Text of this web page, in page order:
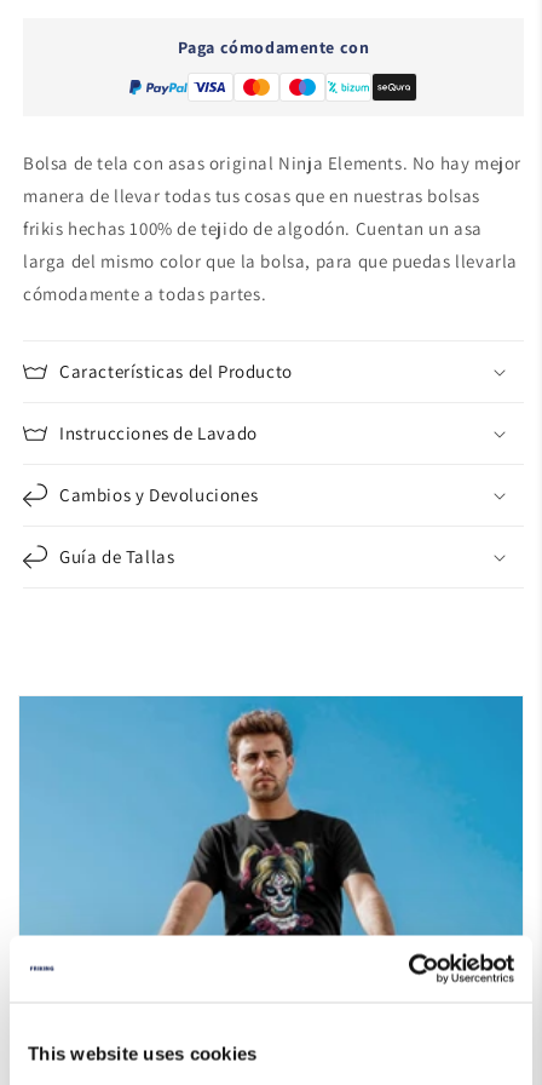
This website uses cookies
Paga cómodamente con
Bolsa de tela con asas original Ninja Elements. No hay mejor
manera de llevar todas tus cosas que en nuestras bolsas
frikis hechas 100% de tejido de algodón. Cuentan un asa
larga del mismo color que la bolsa, para que puedas llevarla
cómodamente a todas partes.
Características del Producto
Instrucciones de Lavado
Cambios y Devoluciones
Guía de Tallas